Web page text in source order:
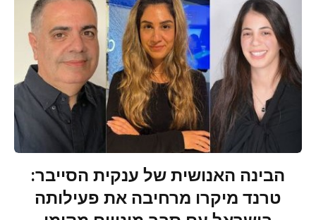
הבינה האנושית של ענקית הסייבר:
טרנד מיקרו מרחיבה את פעילותה